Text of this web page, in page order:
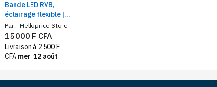
Bande LED RVB,
éclairage flexible |
Longueur 30 m,
ruban lumineux
multicolore,
application
Par : Helloprice Store
15 000 F CFA
Livraison à 2 500 F
CFA mer. 12 août